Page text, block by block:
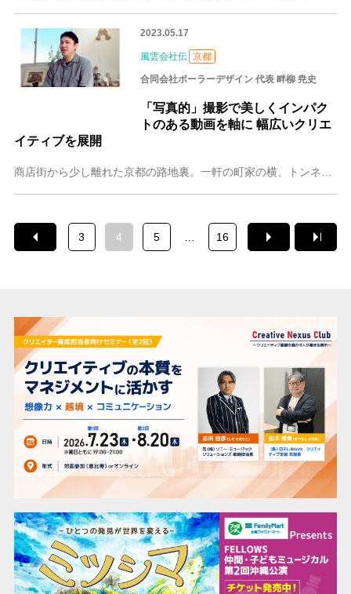
2023.05.17
風雲会社伝 京都
合同会社ポーラーデザイン 代表 畔柳 尭史
「写真的」撮影で美しくインパク
トのある動画を軸に 幅広いクリエ
イティブを展開
商店街から少し離れた京都の路地裏。一軒の町家の横、トンネルのような路地を通り抜けて進むと、驚くほどスタイリッシュで広々とした空間が広がっていました。ここは、染色
3 4 5 16